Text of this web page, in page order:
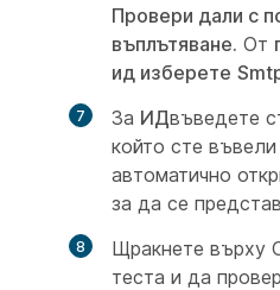
Провери дали с
въплътяване. От
ид изберете
За ИДвъведете
който сте
автоматично
за да се
Щракнете върху
теста и да